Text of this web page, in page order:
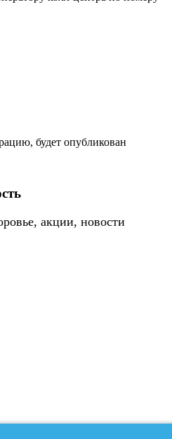
будет опубликован
акции, новости